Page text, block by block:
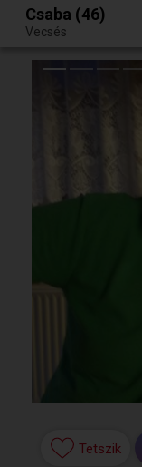
Egy jó randiból bármi lehet.
Csaba (46)
Vecsés
Tetszik